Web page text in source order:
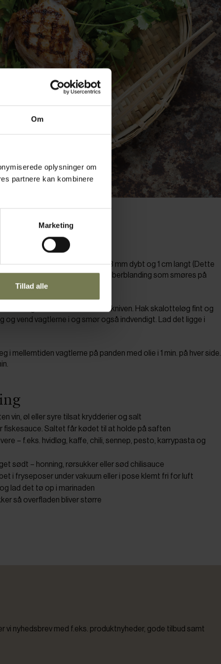
Om
oplysninger om
partnere kan kombinere
Marketing
Tillad alle
et lille snit på hvert bryst. Ca. 3 mm dybt og 1 cm langt (Dette
i brystkødet). Lav en salt- og peberblanding som smøres på
af fuglen.
hvidløg med den flade side af kniven. Hak skalotteløg fint og
og vend vagtlerne i og smør også indvendigt. Lad det ligge i
i mellemtiden vagtlerne på panden med olie i 1 min. på hver side.
vin, øl eller syre tilsat krydderier og salt
fiskesauce. Saltet får kødet til at holde på saften
– f.eks. hvidløg, kaffe, chili, sennep, pesto, karrypasta og
sødt – honning, rørsukker eller sød chilisauce
i fryseposer under vakuum eller i pose klemt fri for luft
lad det tø op i marinaden
så overfladen bliver større
vi nyhedsbrev med f.eks. produktnyheder, gode tilbud samt